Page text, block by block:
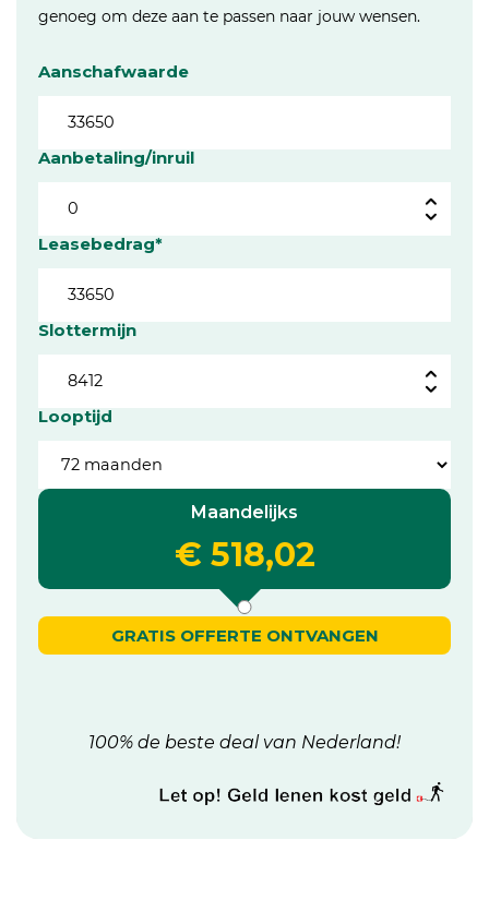
genoeg om deze aan te passen naar jouw wensen.
Aanschafwaarde
Aanbetaling/inruil
Leasebedrag*
Slottermijn
Looptijd
Maandelijks
€ 518,02
GRATIS OFFERTE ONTVANGEN
100% de beste deal van Nederland!